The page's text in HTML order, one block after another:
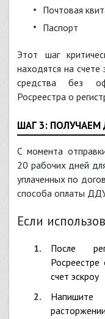
Почтовая
Паспорт
Этот шаг
находятся на счете
средства без
Росреестра о
ШАГ 3:
С момента
20 рабочих дней
уплаченных по
способа оплаты
Если
После регистрации расторжения в
счет эскроу
Напишите заявление о досрочном